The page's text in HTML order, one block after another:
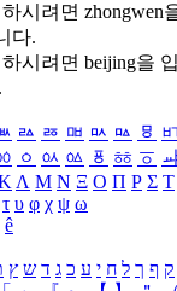
시려면 zhongwen
다.
시려면 beijing을
ㅬ ㅭ ㅮ ㅯ ㅰ ㅱ ㅲ
ㆁ ㆂ ㆃ ㆄ ㆅ ㆆ
Λ Μ Ν Ξ Ο Π Ρ Σ Τ
τ υ φ χ ψ ω
ê
ק ף ך ל ח י ע כ ג ד ש ץ